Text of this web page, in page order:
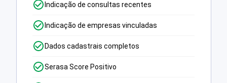
Indicação de consultas recentes
Indicação de empresas vinculadas
Dados cadastrais completos
Serasa Score Positivo